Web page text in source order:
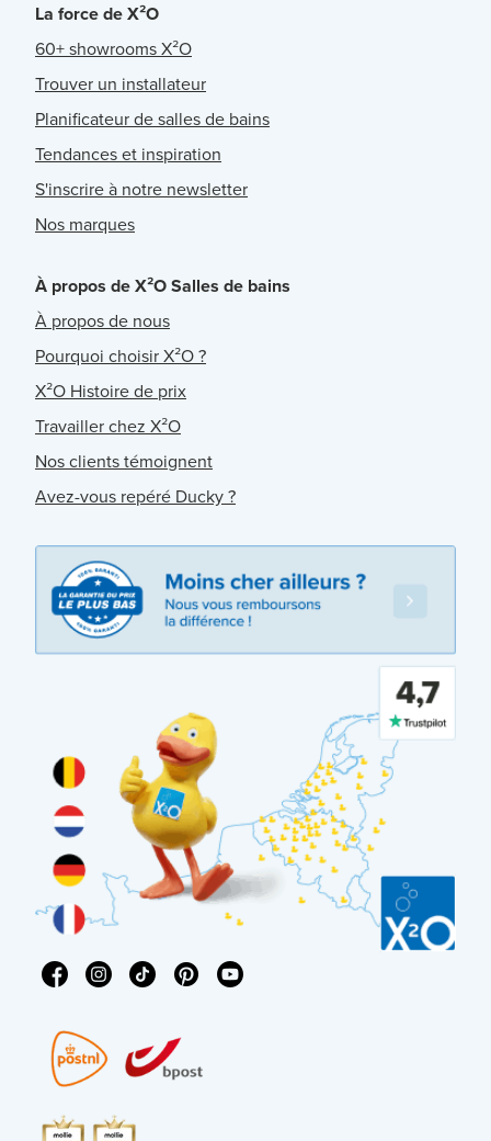
La force de X²O
60+ showrooms X²O
Trouver un installateur
Planificateur de salles de bains
Tendances et inspiration
S'inscrire à notre newsletter
Nos marques
À propos de X²O Salles de bains
À propos de nous
Pourquoi choisir X²O ?
X²O Histoire de prix
Travailler chez X²O
Nos clients témoignent
Avez-vous repéré Ducky ?